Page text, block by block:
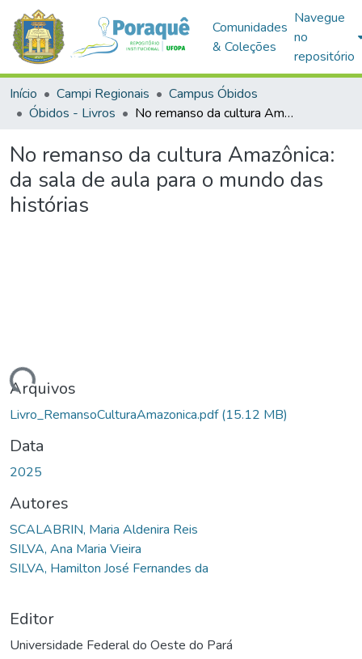
Comunidades
& Coleções
Navegue
no
repositório
Início Campi Regionais
Campus Óbidos
Óbidos - Livros
No remanso da cultura Amazônica: da sala de aula para o mundo das histórias
No remanso da cultura Amazônica:
da sala de aula para o mundo das
histórias
Arquivos
Livro_RemansoCulturaAmazonica.pdf(15.12 MB)
Data
2025
Autores
SCALABRIN, Maria Aldenira Reis
SILVA, Ana Maria Vieira
SILVA, Hamilton José Fernandes da
Editor
Universidade Federal do Oeste do Pará